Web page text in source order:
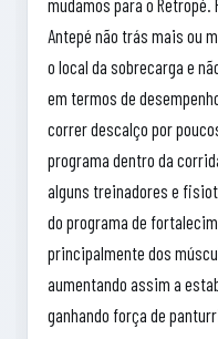
mudamos para o
Antepé não trás mais ou
o local da sobrecarga e
em termos de
correr descalço por
programa dentro da
alguns treinadores e
do programa de
principalmente dos
aumentando assim a
ganhando força de